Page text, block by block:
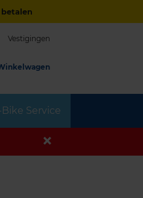
Bike Service
Vestigingen